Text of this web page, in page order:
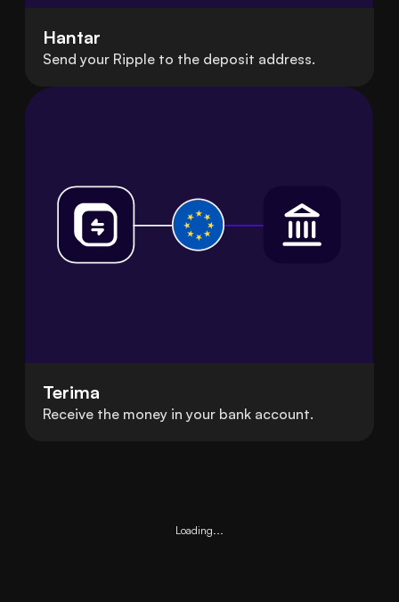
Hantar
Send your Ripple to the deposit address.
Terima
Receive the money in your bank account.
Loading...